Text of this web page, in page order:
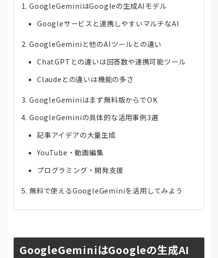
GoogleGeminiはGoogleの生成AIモデル
Googleサービスと連携しやすいマルチなAI
GoogleGeminiと他のAIツールとの違い
ChatGPTとの違いは回答数や連携可能ツール
Claudeとの違いは機能の多さ
GoogleGeminiはまず無料版からでOK
GoogleGeminiの具体的な活用事例3選
記事アイデアの大量生成
YouTube・動画編集
プログラミング・開発支援
無料で使えるGoogleGeminiを活用してみよう
GoogleGeminiはGoogleの生成AI